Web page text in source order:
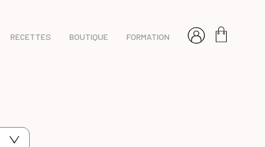
RECETTES BOUTIQUE FORMATION